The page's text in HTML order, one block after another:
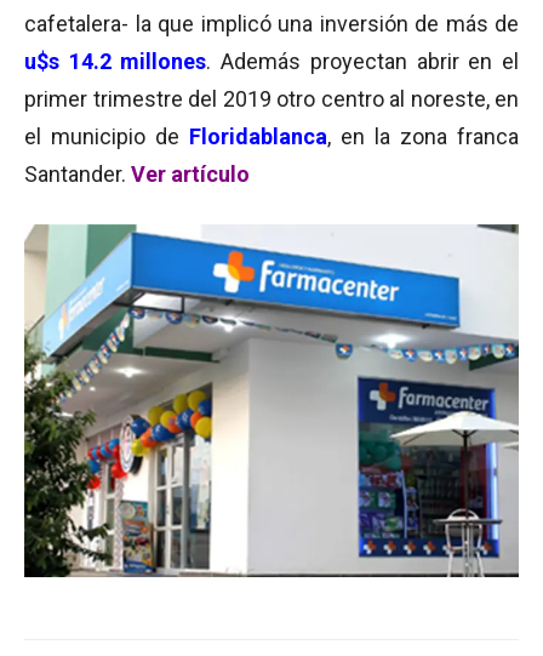
cafetalera- la que implicó una inversión de más de
u$s 14.2 millones. Además proyectan abrir en el
primer trimestre del 2019 otro centro al noreste, en
el municipio de Floridablanca, en la zona franca
Santander. Ver artículo